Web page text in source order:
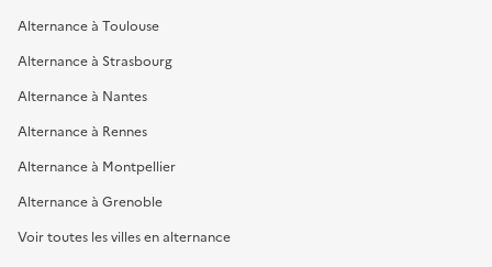
Alternance à Toulouse
Alternance à Strasbourg
Alternance à Nantes
Alternance à Rennes
Alternance à Montpellier
Alternance à Grenoble
Voir toutes les villes en alternance